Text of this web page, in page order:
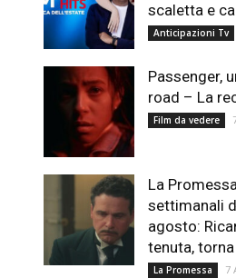
scaletta e
Anticipazioni Tv
Passenger,
road – La
Film da vedere
La
settimanali
agosto:
tenuta,
La Promessa 7